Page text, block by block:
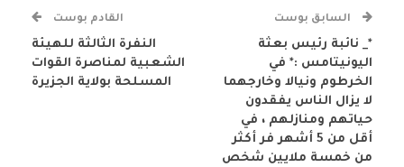
السابق بوست
*_ نائبة رئيس بعثة
اليونيتامس :* في
الخرطوم ونيالا وخارجهما
لا يزال الناس يفقدون
حياتهم ومنازلهم ، في
أقل من 5 أشهر فر أكثر
من خمسة ملايين شخص
القادم بوست
النفرة الثالثة للهيئة
الشعبية لمناصرة القوات
المسلحة بولاية الجزيرة